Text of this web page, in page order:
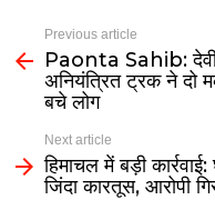
Previous article
Paonta Sahib: देवी
अनियंत्रित ट्रक ने दो
बचे लोग
Next article
हिमाचल में बड़ी
जिंदा कारतूस, आरोपी